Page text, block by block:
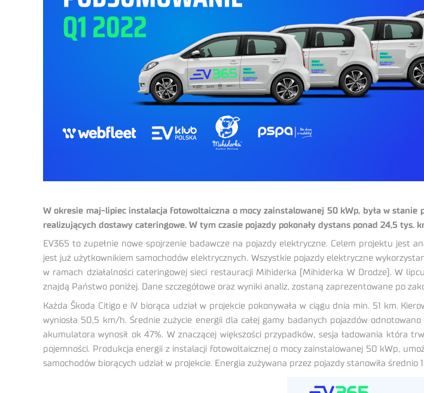
W okresie maj-lipiec instalacja fotowoltaiczna o mocy zainstalowanej 50 kWp, była w
realizujących dostawy cateringowe. W tym czasie pojazdy pokonały dystans ponad 24,5 tys.
EV365 to zupełnie nowe spojrzenie badawcze na pojazdy elektryczne. Celem projektu jest
jest już użytkownikiem samochodów elektrycznych. Wszystkie pojazdy elektryczne
w ramach działalności cateringowej sieci restauracji Mihiderka (Mihiderka W Drodze). W
znajdą Państwo poniżej. Dane szczegółowe oraz wyniki analiz, zostaną zaprezentowane po
Każda Škoda Citigo e iV biorąca udział w projekcie pokonywała w ciągu dnia min. 51 km.
wyniosła 50,5 km/h. Średnie zużycie energii dla całej gamy badanych pojazdów
akumulatora wynosił ok 47%. W znaczącej większości przypadków, sesja ładowania która
pojemności. Produkcja energii z instalacji fotowoltaicznej o mocy zainstalowanej 50 kWp,
samochodów biorących udział w projekcie. Energia zużywana przez pojazdy stanowiła średnio